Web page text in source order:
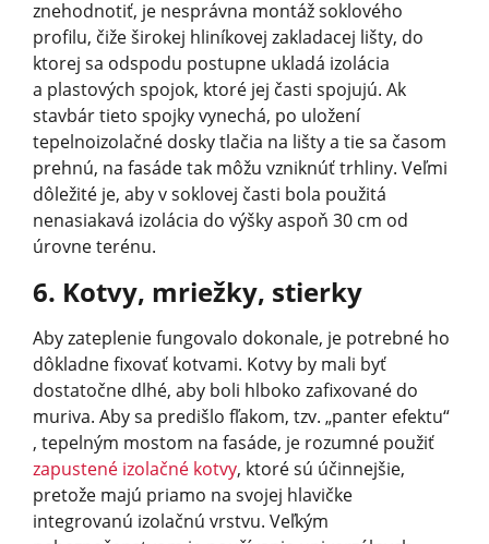
znehodnotiť, je nesprávna montáž soklového
profilu, čiže širokej hliníkovej zakladacej lišty, do
ktorej sa odspodu postupne ukladá izolácia
a plastových spojok, ktoré jej časti spojujú. Ak
stavbár tieto spojky vynechá, po uložení
tepelnoizolačné dosky tlačia na lišty a tie sa časom
prehnú, na fasáde tak môžu vzniknúť trhliny. Veľmi
dôležité je, aby v soklovej časti bola použitá
nenasiakavá izolácia do výšky aspoň 30 cm od
úrovne terénu.
6. Kotvy, mriežky, stierky
Aby zateplenie fungovalo dokonale, je potrebné ho
dôkladne fixovať kotvami. Kotvy by mali byť
dostatočne dlhé, aby boli hlboko zafixované do
muriva. Aby sa predišlo fľakom, tzv. „panter efektu“
, tepelným mostom na fasáde, je rozumné použiť
zapustené izolačné kotvy, ktoré sú účinnejšie,
pretože majú priamo na svojej hlavičke
integrovanú izolačnú vrstvu. Veľkým